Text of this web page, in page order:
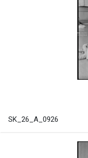
SK_26_A_0926